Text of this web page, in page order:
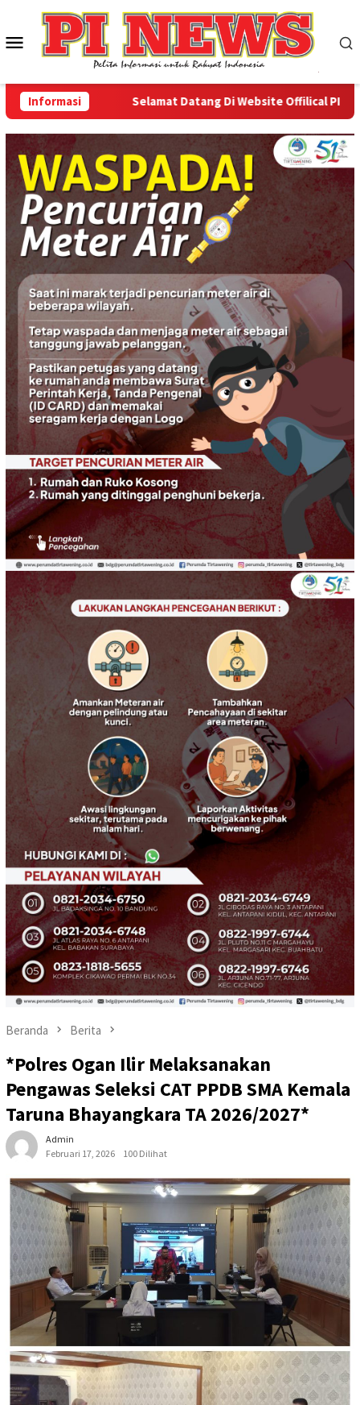
konten
Menu
Mobile
Informasi Selamat Datang Di Website Offilical PI-
Beranda Berita
*Polres Ogan Ilir Melaksanakan
Pengawas Seleksi CAT PPDB SMA Kemala
Taruna Bhayangkara TA 2026/2027*
Admin
Februari 17, 2026
100 Dilihat